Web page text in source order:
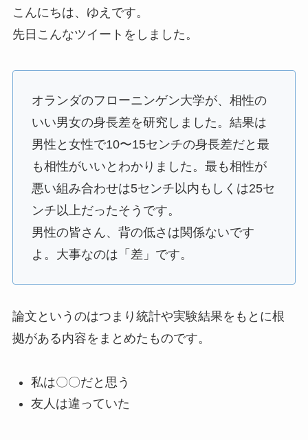
こんにちは、ゆえです。
先日こんなツイートをしました。
オランダのフローニンゲン大学が、相性の
いい男女の身長差を研究しました。結果は
男性と女性で10〜15センチの身長差だと最
も相性がいいとわかりました。最も相性が
悪い組み合わせは5センチ以内もしくは25セ
ンチ以上だったそうです。
男性の皆さん、背の低さは関係ないです
よ。大事なのは「差」です。
論文というのはつまり統計や実験結果をもとに根
拠がある内容をまとめたものです。
私は〇〇だと思う
友人は違っていた